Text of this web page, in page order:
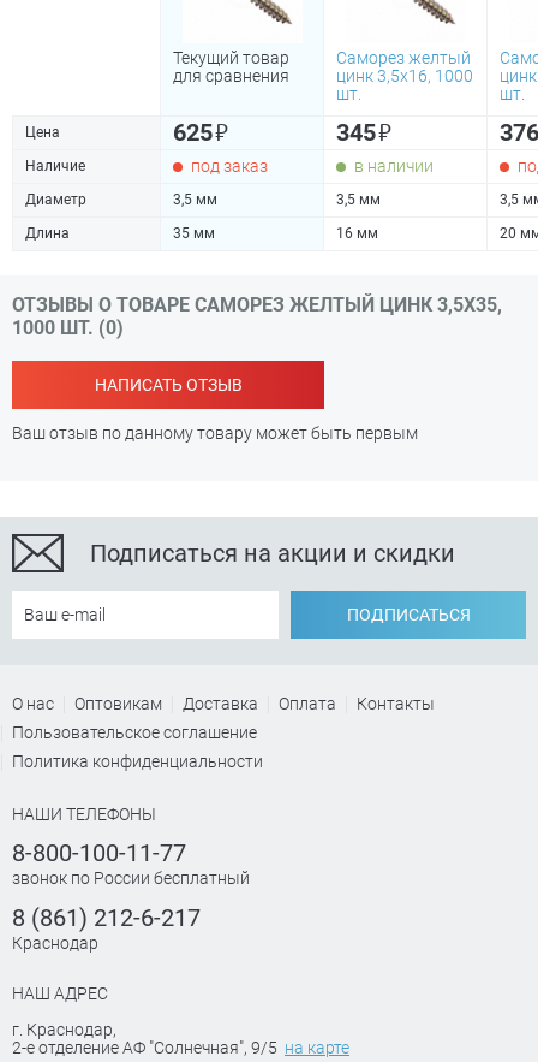
Текущий товар
для сравнения
Саморез желтый
цинк 3,5х16, 1000
шт.
шт.
Цена 625₽ 345₽
Наличие под заказ в наличии
Диаметр 3,5 мм 3,5 мм
3,5
Длина
35 мм 16 мм 20
ОТЗЫВЫ О ТОВАРЕ САМОРЕЗ ЖЕЛТЫЙ ЦИНК 3,5Х35,
1000 ШТ. (0)
НАПИСАТЬ ОТЗЫВ
Ваш отзыв по данному товару может быть первым
Подписаться на акции и скидки
ПОДПИСАТЬСЯ
О нас Оптовикам Доставка Оплата
Контакты
Пользовательское соглашение
Политика конфиденциальности
НАШИ ТЕЛЕФОНЫ
8-800-100-11-77
звонок по России бесплатный
8 (861) 212-6-217
Краснодар
НАШ АДРЕС
г. Краснодар,
2-е отделение АФ "Солнечная", 9/5 на карте